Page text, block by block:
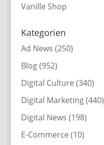
Vanille Shop
Kategorien
Ad News (250)
Blog(952)
Digital Culture (340)
Digital Marketing(440)
Digital News (198)
E-Commerce (10)